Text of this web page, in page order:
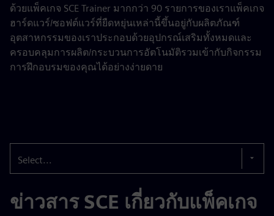
ด้วยแพ็คเกจ SCE Trainer มากกว่า 90 รายการของเราแพ็คเกจ
ฮาร์ดแวร์/ซอฟต์แวร์ที่ยืดหยุ่นเหล่านี้ขึ้นอยู่กับผลิตภัณฑ์
อุตสาหกรรมของเราประกอบด้วยอุปกรณ์เสริมทั้งหมดและ
ครอบคลุมการผลิต/กระบวนการอัตโนมัติรวมเข้ากับกิจกรรม
การฝึกอบรมของคุณได้อย่างง่ายดาย
Select...
ข่าวสาร SCE เกี่ยวกับแพ็คเกจ